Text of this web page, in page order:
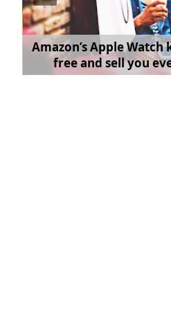
Amazon’s Apple
free and sell you